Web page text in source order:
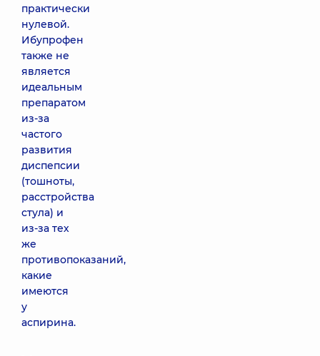
практически
нулевой.
Ибупрофен
также не
является
идеальным
препаратом
из-за
частого
развития
диспепсии
(тошноты,
расстройства
стула) и
из-за тех
же
противопоказаний,
какие
имеются
у
аспирина.